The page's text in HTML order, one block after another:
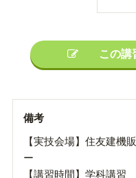
この講
備考
【実技会場】住友建機
【講習時間】学科講